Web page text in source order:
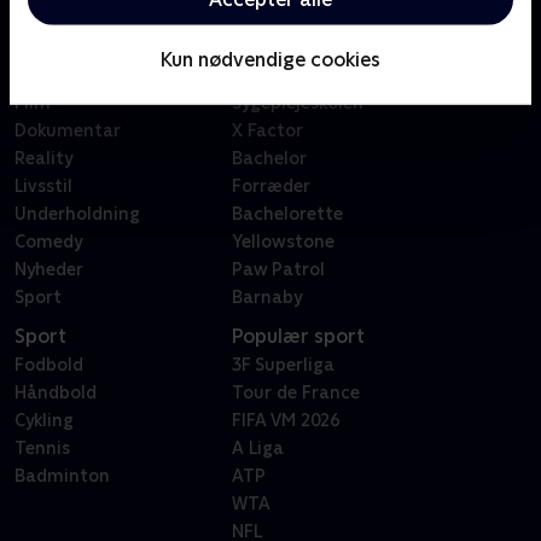
Kun nødvendige cookies
Kategorier
Film
Dokumentar
Reality
Livsstil
Underholdning
Comedy
Nyheder
Sport
Badehotellet
Sygeplejeskolen
X Factor
Bachelor
Forræder
Bachelorette
Yellowstone
Paw Patrol
Barnaby
Sport
Fodbold
Håndbold
Cykling
Tennis
Badminton
Populær sport
3F Superliga
Tour de France
FIFA VM 2026
A Liga
ATP
WTA
NFL